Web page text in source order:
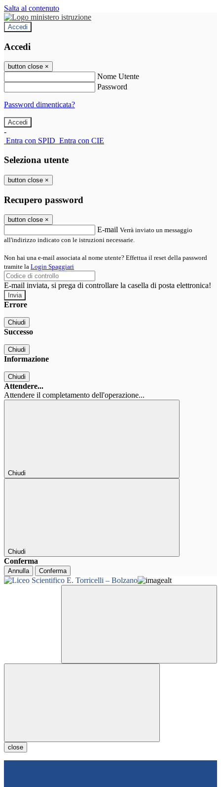
Salta al contenuto
Accedi
Accedi
button close ×
Nome Utente
Password
Password dimenticata?
-
Entra con SPID Entra con CIE
Seleziona utente
button close ×
Recupero password
button close ×
E-mail Verrà inviato un messaggio
all'indirizzo indicato con le istruzioni necessarie.
Non hai una e-mail associata al nome utente? Effettua il reset della password
tramite la Login Spaggiari
E-mail inviata, si prega di controllare la casella di posta elettronica!
Errore
Chiudi
Successo
Chiudi
Informazione
Chiudi
Attendere...
Attendere il completamento dell'operazione...
Chiudi
Chiudi
Conferma
Annulla Conferma
close